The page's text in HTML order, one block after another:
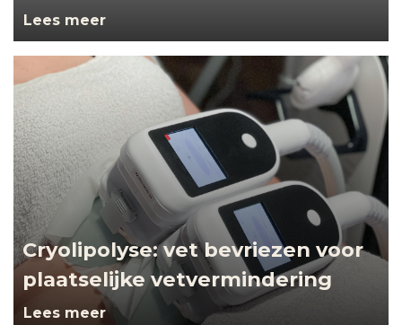
Lees meer
Cryolipolyse: vet bevriezen voor
plaatselijke vetvermindering
Lees meer